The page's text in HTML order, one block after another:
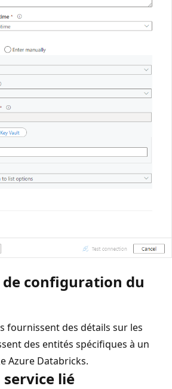
configuration du
fournissent des détails sur les
des entités spécifiques à un
Azure Databricks.
lié